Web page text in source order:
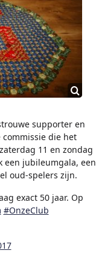
supporter en
die het
11 en zondag
een jubileumgala, een
oud-spelers zijn.
exact 50 jaar. Op
#OnzeClub